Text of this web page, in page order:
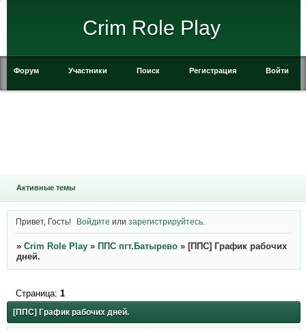
Crim Role Play
Форум Участники Поиск Регистрация Войти
Активные темы
Привет, Гость! Войдите илизарегистрируйтесь
» Crim Role Play » ППС пгт.Батырево » [ППС] График рабочих
дней.
[ППС] График рабочих дней.
Страница: 1